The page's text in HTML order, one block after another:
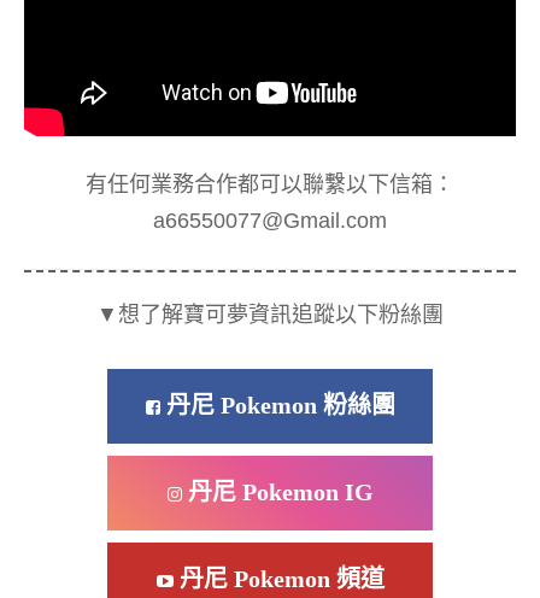
有任何業務合作都可以聯繫以下信箱：
a66550077@Gmail.com
▼想了解寶可夢資訊追蹤以下粉絲團
丹尼 Pokemon 粉絲團
丹尼 Pokemon IG
丹尼 Pokemon 頻道